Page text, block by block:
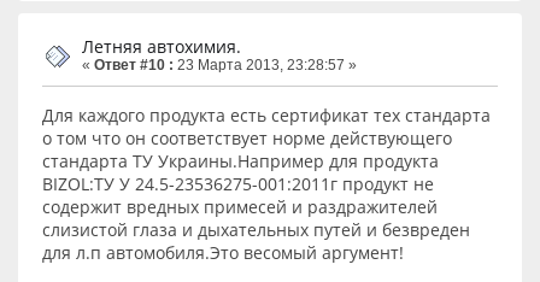
Летняя автохимия.
« Ответ #10 : 23 Марта 2013, 23:28:57 »
Для каждого продукта есть сертификат тех стандарта
о том что он соответствует норме действующего
стандарта ТУ Украины.Например для продукта
BIZOL:ТУ У 24.5-23536275-001:2011г продукт не
содержит вредных примесей и раздражителей
слизистой глаза и дыхательных путей и безвреден
для л.п автомобиля.Это весомый аргумент!